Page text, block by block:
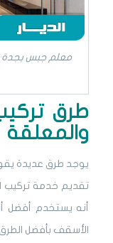
معلم جبس
طرق
والمعلقة
يوجد طرق عديدة
تقديم خدمة تركيب
أنه يستخدم أفضل
الأسقف بأفضل